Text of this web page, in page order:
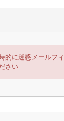
的に迷惑メールフ
さい